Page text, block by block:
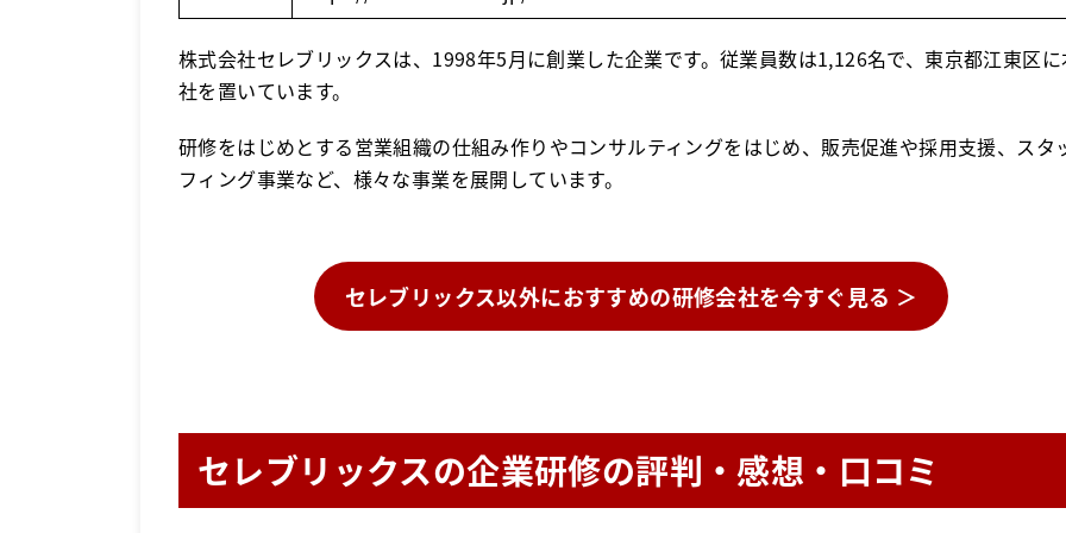
株式会社セレブリックスは、1998年5月に創業した企業です。従業員数は1,126名で、東京都江東区
社を置いています。
研修をはじめとする営業組織の仕組み作りやコンサルティングをはじめ、販売促進や採用支援、スタ
フィング事業など、様々な事業を展開しています。
セレブリックス以外におすすめの研修会社を今すぐ見る ＞
セレブリックスの企業研修の評判・感想・口コミ